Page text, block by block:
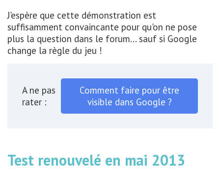
J'espère que cette démonstration est
suffisamment convaincante pour qu'on ne pose
plus la question dans le forum... sauf si Google
change la règle du jeu !
A ne pas
rater :
Comment faire pour être
visible dans Google ?
Test renouvelé en mai 2013